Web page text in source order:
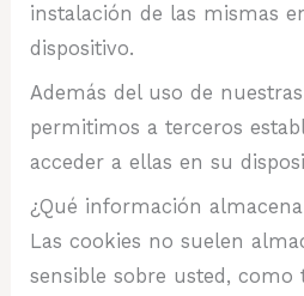
instalación de las mismas
dispositivo.
Además del uso de
permitimos a terceros
acceder a ellas en su
¿Qué información
Las cookies no suelen
sensible sobre usted, como